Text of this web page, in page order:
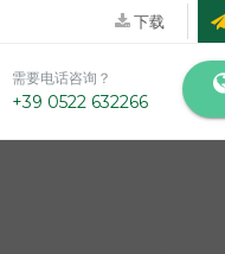
下载
需要电话咨询？
+39 0522 632266